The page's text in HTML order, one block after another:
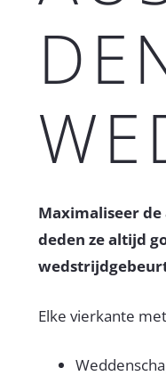
Maximaliseer
deden ze altijd
Elke vierkante